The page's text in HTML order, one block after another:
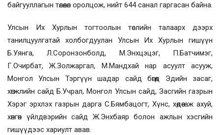
байгууллагын төлөөлөл оролцож, нийт 644 санал гаргасан байна.
Улсын Их Хурлын тогтоолын төслийн талаарх дээрх
танилцуулгатай холбогдуулан Улсын Их Хурлын гишүүн
Б.Уянга, Л.Соронзонболд, М.Энхцэцэг, П.Батчимэг,
Г.Очирбат, Ж.Золжаргал, М.Мандхай нар асуулт асууж,
Монгол Улсын Тэргүүн шадар сайд бөгөөд Эдийн засаг,
хөгжлийн сайд Б.Учрал, Монгол Улсын сайд, Засгийн газрын
Хэрэг эрхлэх газрын дарга С.Бямбацогт, Хүнс, хөдөө аж ахуй,
хөнгөн үйлдвэрийн сайд Ж.Энхбаяр болон ажлын хэсгийн
гишүүдээс хариулт авав.